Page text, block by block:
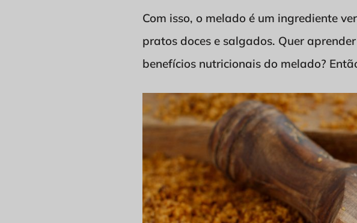
Com isso, o melado é um ingrediente
pratos doces e salgados. Quer
benefícios nutricionais do melado?